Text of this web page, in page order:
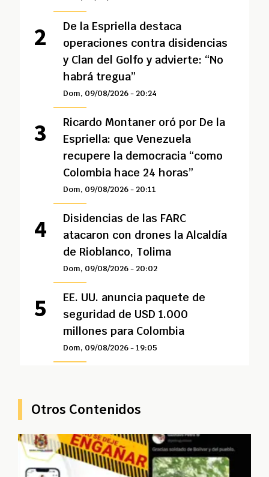
De la Espriella destaca
operaciones contra disidencias
y Clan del Golfo y advierte: “No
habrá tregua”
Dom, 09/08/2026 - 20:24
Ricardo Montaner oró por De la
Espriella: que Venezuela
recupere la democracia “como
Colombia hace 24 horas”
Dom, 09/08/2026 - 20:11
Disidencias de las FARC
atacaron con drones la Alcaldía
de Rioblanco, Tolima
Dom, 09/08/2026 - 20:02
EE. UU. anuncia paquete de
seguridad de USD 1.000
millones para Colombia
Dom, 09/08/2026 - 19:05
Otros Contenidos